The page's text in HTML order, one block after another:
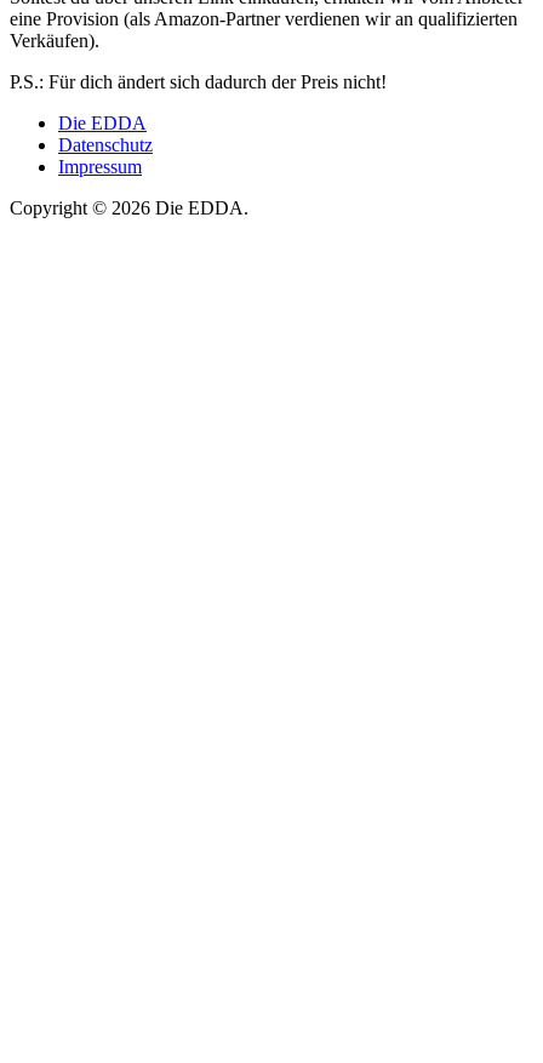
eine Provision (als Amazon-Partner verdienen wir an qualifizierten
Verkäufen).
P.S.: Für dich ändert sich dadurch der Preis nicht!
Die EDDA
Datenschutz
Impressum
Copyright © 2026 Die EDDA.